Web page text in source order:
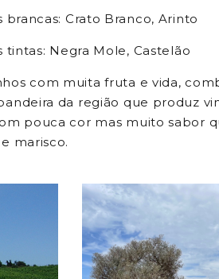
brancas: Crato Branco, Arinto
tintas: Negra Mole, Castelão
com muita fruta e vida,
da região que produz
pouca cor mas muito sabor
marisco.